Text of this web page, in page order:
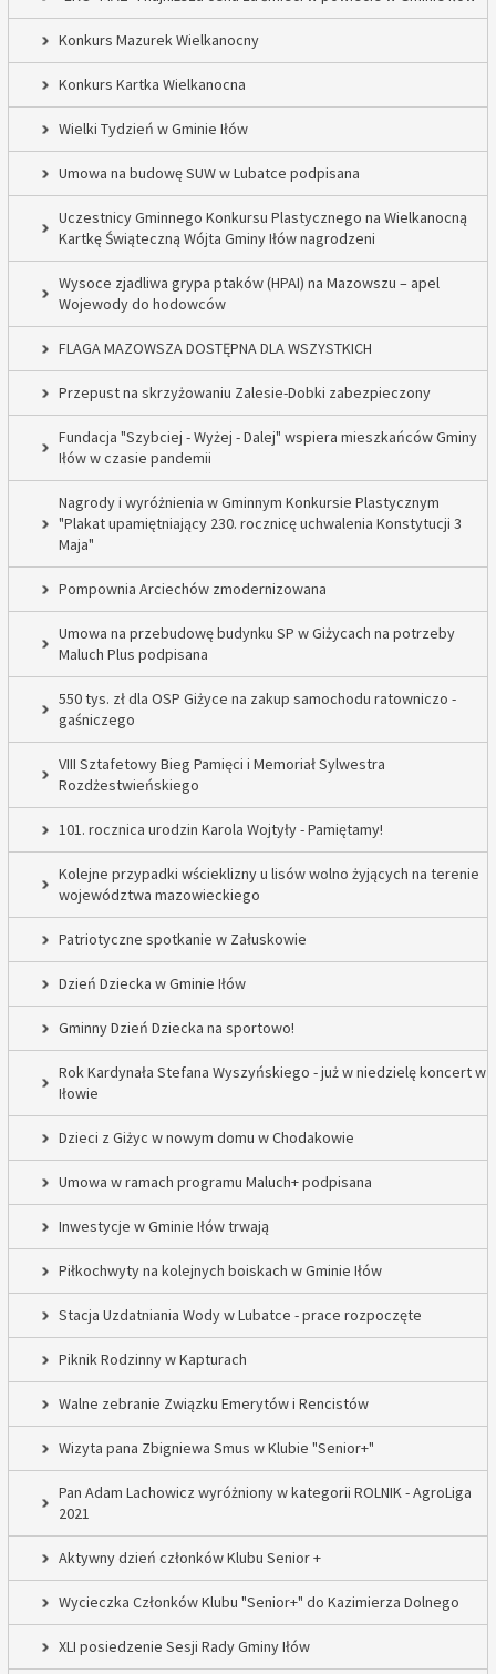
Konkurs Mazurek Wielkanocny
Konkurs Kartka Wielkanocna
Wielki Tydzień w Gminie Iłów
Umowa na budowę SUW w Lubatce podpisana
Uczestnicy Gminnego Konkursu Plastycznego na Wielkanocną
Kartkę Świąteczną Wójta Gminy Iłów nagrodzeni
Wysoce zjadliwa grypa ptaków (HPAI) na Mazowszu – apel
Wojewody do hodowców
FLAGA MAZOWSZA DOSTĘPNA DLA WSZYSTKICH
Przepust na skrzyżowaniu Zalesie-Dobki zabezpieczony
Fundacja "Szybciej - Wyżej - Dalej" wspiera mieszkańców Gminy
Iłów w czasie pandemii
Nagrody i wyróżnienia w Gminnym Konkursie Plastycznym
"Plakat upamiętniający 230. rocznicę uchwalenia Konstytucji 3
Maja"
Pompownia Arciechów zmodernizowana
Umowa na przebudowę budynku SP w Giżycach na potrzeby
Maluch Plus podpisana
550 tys. zł dla OSP Giżyce na zakup samochodu ratowniczo -
gaśniczego
VIII Sztafetowy Bieg Pamięci i Memoriał Sylwestra
Rozdżestwieńskiego
101. rocznica urodzin Karola Wojtyły - Pamiętamy!
Kolejne przypadki wścieklizny u lisów wolno żyjących na terenie
województwa mazowieckiego
Patriotyczne spotkanie w Załuskowie
Dzień Dziecka w Gminie Iłów
Gminny Dzień Dziecka na sportowo!
Rok Kardynała Stefana Wyszyńskiego - już w niedzielę koncert w
Iłowie
Dzieci z Giżyc w nowym domu w Chodakowie
Umowa w ramach programu Maluch+ podpisana
Inwestycje w Gminie Iłów trwają
Piłkochwyty na kolejnych boiskach w Gminie Iłów
Stacja Uzdatniania Wody w Lubatce - prace rozpoczęte
Piknik Rodzinny w Kapturach
Walne zebranie Związku Emerytów i Rencistów
Wizyta pana Zbigniewa Smus w Klubie "Senior+"
Pan Adam Lachowicz wyróżniony w kategorii ROLNIK - AgroLiga
2021
Aktywny dzień członków Klubu Senior +
Wycieczka Członków Klubu "Senior+" do Kazimierza Dolnego
XLI posiedzenie Sesji Rady Gminy Iłów